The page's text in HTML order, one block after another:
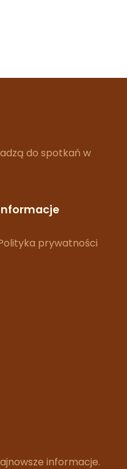
do spotkań w
prywatności
informacje.